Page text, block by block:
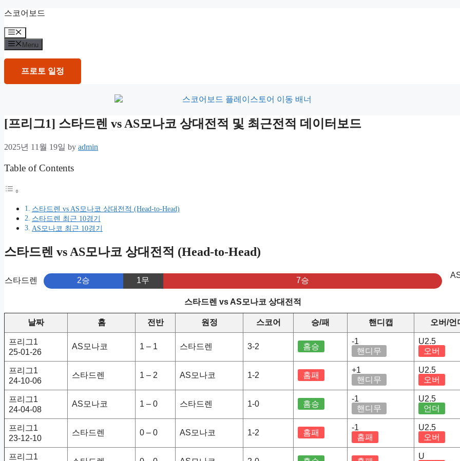
Skip
content
스코어보드
Menu
Menu
프로토 일정
[프리그1] 스타드렌 vs AS모나코 상대전적 및 최근전적 데이터보드
2025년 11월 19일 by admin
Table of Contents
스타드렌 vs AS모나코 상대전적 (Head-to-Head)
스타드렌 최근 10경기
AS모나코 최근 10경기
스타드렌 vs AS모나코 상대전적 (Head-to-Head)
스타드렌 2승 1무 7승
스타드렌 vs AS모나코 상대전적
날짜 홈 전반 원정 스코어 승/패 핸디캡 오버/언
프리그1
25-01-26
AS모나코 1 – 1 스타드렌 3-2 홈승
-1
핸디무
U2.5
오버
프리그1
24-10-06
스타드렌 1 – 2 AS모나코 1-2 홈패
+1
핸디무
U2.5
오버
프리그1
24-04-08
AS모나코 1 – 0 스타드렌 1-0 홈승
-1
핸디무
U2.5
언더
프리그1
23-12-10
스타드렌 0 – 0 AS모나코 1-2 홈패
-1
홈패
U2.5
오버
프리그1
U